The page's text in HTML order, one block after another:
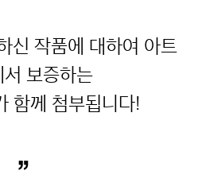
신 작품에 대하여 아트